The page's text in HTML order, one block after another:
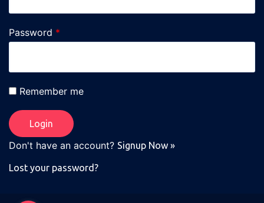
Password *
Remember me
Don't have an account? Signup Now »
Lost your password?